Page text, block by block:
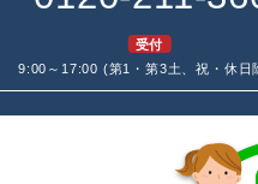
受付
9:00～17:00 (第1・第3土、祝・休日